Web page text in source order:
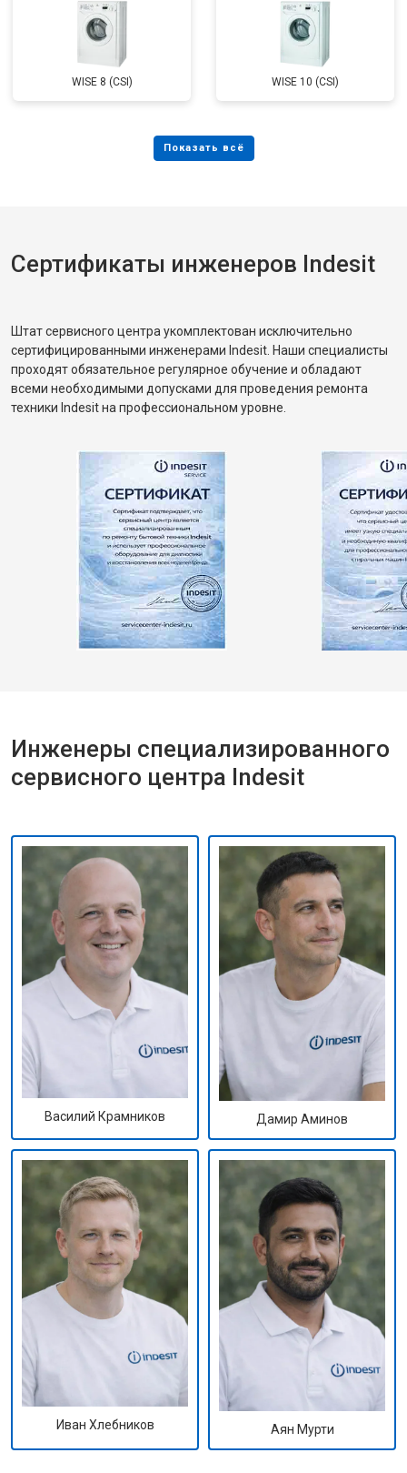
WISE 8 (CSI) WISE 10 (CSI)
Сертификаты инженеров Indesit
Штат сервисного центра укомплектован исключительно
сертифицированными инженерами Indesit. Наши специалисты
проходят обязательное регулярное обучение и обладают
всеми необходимыми допусками для проведения ремонта
техники Indesit на профессиональном уровне.
Инженеры специализированного
сервисного центра Indesit
Василий Крамников Дамир Аминов
Иван Хлебников Аян Мурти